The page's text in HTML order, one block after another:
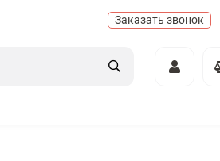
Заказать звонок